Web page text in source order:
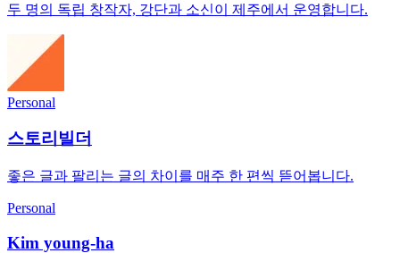
두 명의 독립 창작자, 강단과 소신이 제주에서 운영합니다.
Personal
스토리빌더
좋은 글과 팔리는 글의 차이를 매주 한 편씩 뜯어봅니다.
Personal
Kim young-ha